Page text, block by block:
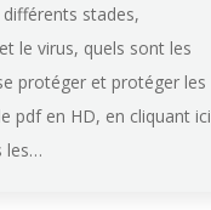
stades,
le virus, quels sont les
protéger et protéger les
pdf en HD, en cliquant ici
les…